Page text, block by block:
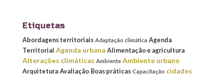
Etiquetas
Abordagens territoriais Adaptação climática Agenda
Territorial Agenda urbana Alimentação e agricultura
Alterações climáticas Ambiente Ambiente urbano
Arquitetura Avaliação Boas práticas Capacitação cidades